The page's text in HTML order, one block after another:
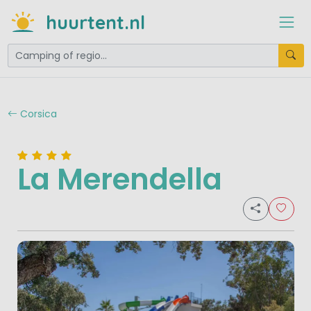
huurtent.nl
Corsica
La Merendella